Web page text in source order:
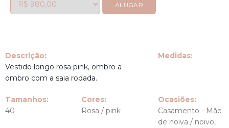
ALUGAR
Descrição:
Vestido longo rosa pink, ombro a
ombro com a saia rodada.
Medidas:
Tamanhos:
40
Cores:
Rosa / pink
Ocasiões:
Casamento - Mãe
de noiva / noivo,